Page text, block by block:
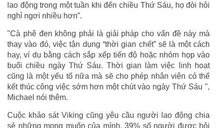
lao động trong một tuần khi đến chiều Thứ Sáu, họ đòi hỏi
nghỉ ngơi nhiều hơn”.
"Cà phê đen không phải là giải pháp cho vấn đề này mà
thay vào đó, việc tận dụng “thời gian chết” sẽ là một cách
hay, ví dụ bằng cách sắp xếp tiến độ hoặc nhóm họp vào
buổi chiều ngày Thứ Sáu. Thời gian làm việc linh hoạt
cũng là một yếu tố nữa mà sẽ cho phép nhân viên có thể
kết thúc công việc sớm hơn một chút vào ngày Thứ Sáu ",
Michael nói thêm.
Cuộc khảo sát Viking cũng yêu cầu người lao động chia
sẻ những mong muốn của mình. 39% số người được hỏi